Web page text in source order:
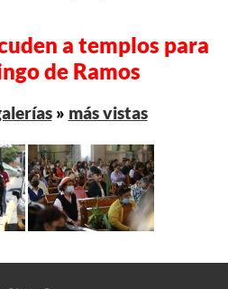
a templos para
de Ramos
» más vistas